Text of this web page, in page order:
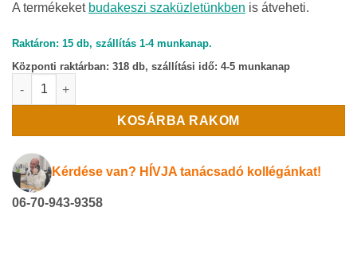
A termékeket budakeszi szaküzletünkben is átveheti.
Raktáron: 15 db, szállítás 1-4 munkanap.
Központi raktárban: 318 db, szállítási idő: 4-5 munkanap
Ablakszellőző / légbevezető nyílászáróba, huzatmentes,
KOSÁRBA RAKOM
Kérdése van? HÍVJA tanácsadó kollégánkat!
06-70-943-9358